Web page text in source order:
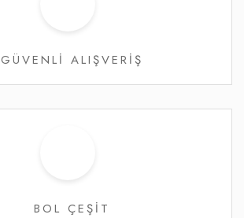
GÜVENLİ ALIŞVERİŞ
BOL ÇEŞİT